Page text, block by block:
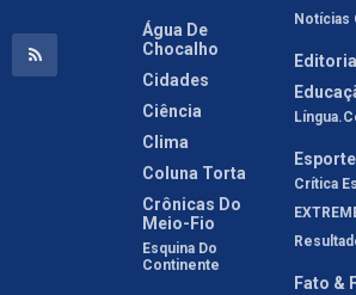
Água De
Chocalho
Cidades
Ciência
Clima
Coluna Torta
Crônicas Do
Meio-Fio
Esquina Do
Continente
Notícias
Editorial
Crítica
Fato &